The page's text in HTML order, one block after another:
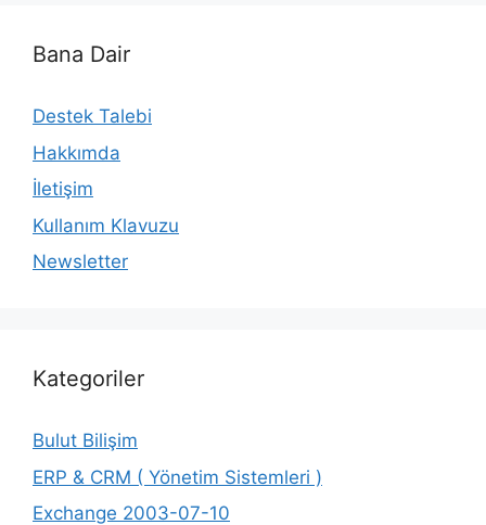
Bana Dair
Destek Talebi
Hakkımda
İletişim
Kullanım Klavuzu
Newsletter
Kategoriler
Bulut Bilişim
ERP & CRM ( Yönetim Sistemleri )
Exchange 2003-07-10